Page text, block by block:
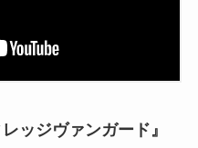
ッジヴァンガード』